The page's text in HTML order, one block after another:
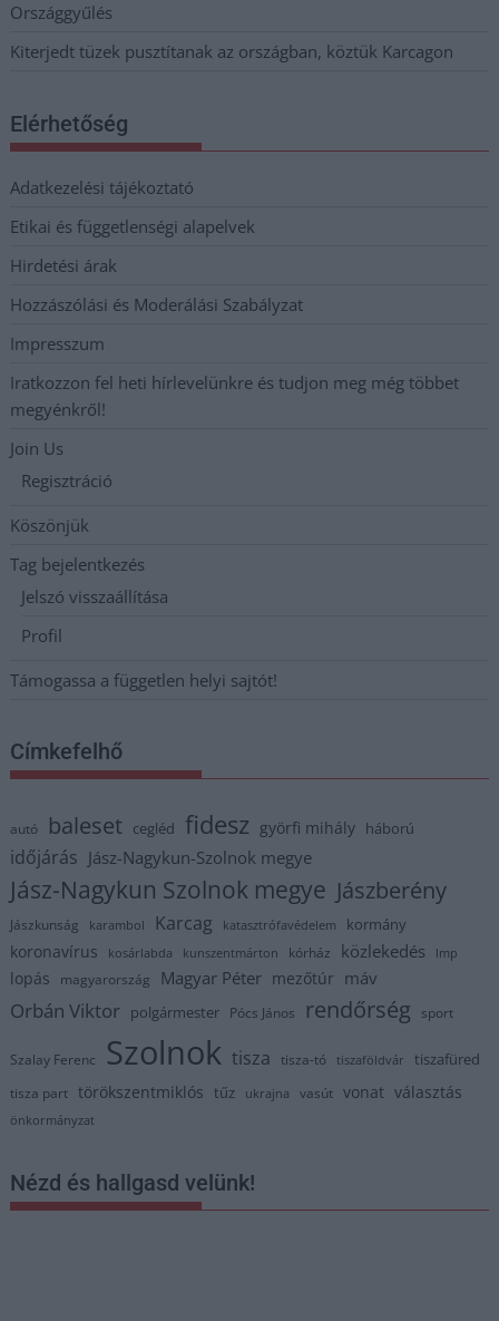
Országgyűlés
Kiterjedt tüzek pusztítanak az országban, köztük Karcagon
Elérhetőség
Adatkezelési tájékoztató
Etikai és függetlenségi alapelvek
Hirdetési árak
Hozzászólási és Moderálási Szabályzat
Impresszum
Iratkozzon fel heti hírlevelünkre és tudjon meg még többet
megyénkről!
Join Us
Regisztráció
Köszönjük
Tag bejelentkezés
Jelszó visszaállítása
Profil
Támogassa a független helyi sajtót!
Címkefelhő
autó baleset cegléd fidesz györfi mihály háború
időjárás Jász-Nagykun-Szolnok megye
Jász-Nagykun Szolnok megye Jászberény
Jászkunság karambol Karcag katasztrófavédelem kormány
koronavírus kosárlabda kunszentmárton kórház közlekedés lmp
lopás magyarország Magyar Péter mezőtúr máv
Orbán Viktor polgármester Pócs János rendőrség sport
Szalay Ferenc Szolnok tisza tisza-tó tiszaföldvár tiszafüred
tisza part törökszentmiklós tűz ukrajna vasút vonat választás
önkormányzat
Nézd és hallgasd velünk!